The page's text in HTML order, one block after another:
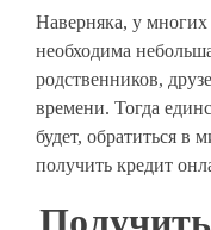
Наверняка, у
необходима
родственников,
времени. Тогда
будет, обратиться в
получить кредит